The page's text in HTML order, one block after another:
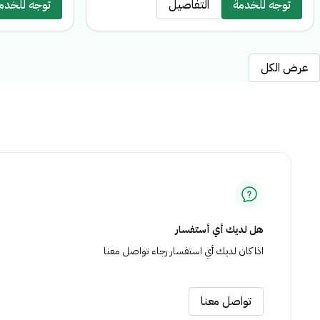
برامج الدعم
هل لديك أي أستفسار
اذا كان لديك أي استفسار رجاء تواصل معنا